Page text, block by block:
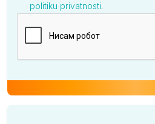
politiku privatnosti.